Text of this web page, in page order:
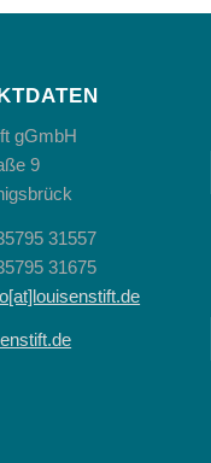
gGmbH
9
31557
31675